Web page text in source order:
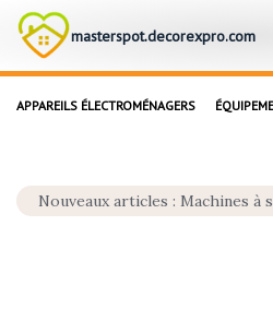
masterspot.decorexpro.com
APPAREILS ÉLECTROMÉNAGERS
Nouveaux articles : Machines à